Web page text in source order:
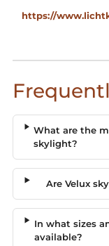
https://
What are the
skylight?
Are Velux
In what sizes
available?